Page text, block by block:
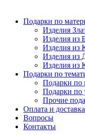
Подарки по
Изделия
Изделия из
Изделия из
Изделия из
Изделия из
Подарки по
Подарки по
Подарки по
Прочие
Оплата и доставка
Вопросы
Контакты